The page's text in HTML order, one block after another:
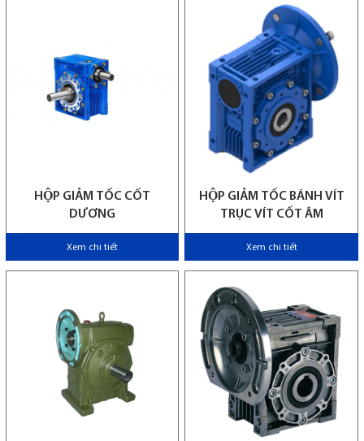
HỘP GIẢM TỐC CỐT
DƯƠNG
Xem chi tiết
HỘP GIẢM TỐC BÁNH VÍT
TRỤC VÍT CỐT ÂM
Xem chi tiết